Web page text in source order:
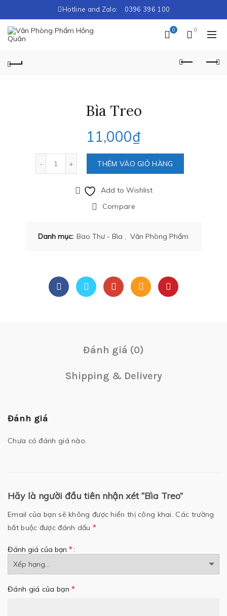
Hotline and Zalo: 0396 396 100
0 0
Bìa Treo
11,000₫
Số lượng
THÊM VÀO GIỎ HÀNG
Add to Wishlist
Compare
Danh mục: Bao Thư - Bìa , Văn Phòng Phẩm
Đánh giá (0)
Shipping & Delivery
Đánh giá
Chưa có đánh giá nào.
Hãy là người đầu tiên nhận xét “Bìa Treo”
Email của bạn sẽ không được hiển thị công khai. Các trường
bắt buộc được đánh dấu *
Đánh giá của bạn *
Đánh giá của bạn*